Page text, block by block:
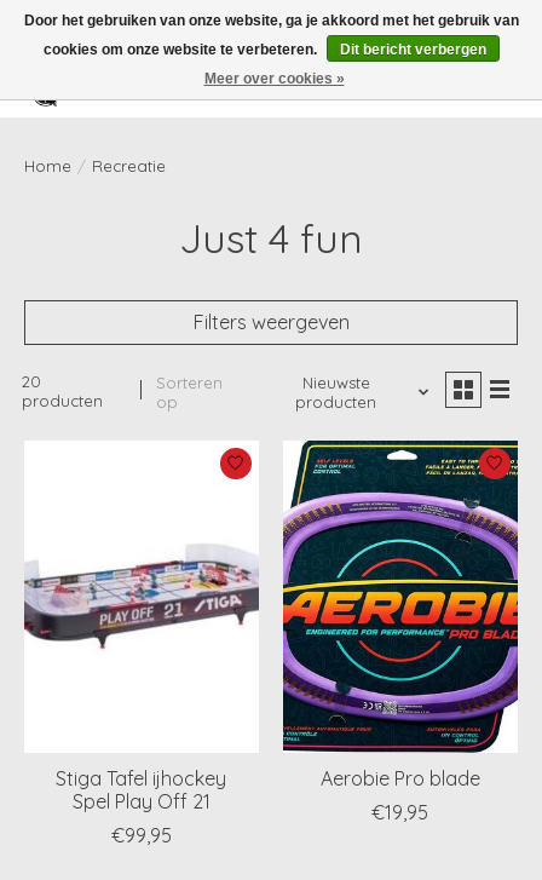
Verlanglijst
Home / Recreatie
Just 4 fun
Filters weergeven
20
producten
Sorteren
op
Nieuwste
producten
Stiga Tafel ijhockey
Spel Play Off 21
€99,95
Aerobie Pro blade
€19,95
Door het gebruiken van onze website, ga je akkoord met het gebruik van
cookies om onze website te verbeteren.
Dit bericht verbergen
Meer over cookies »